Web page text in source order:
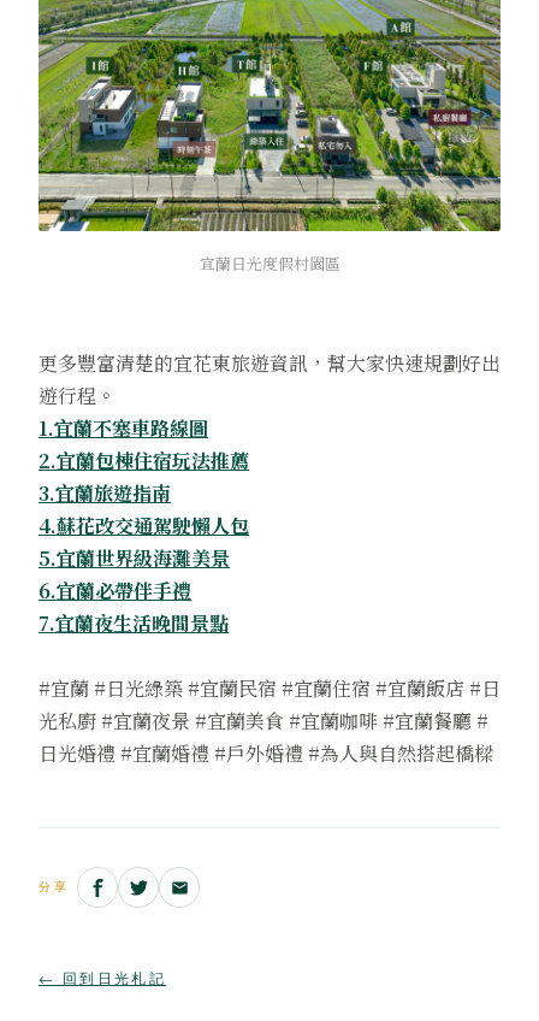
宜蘭日光度假村園區
更多豐富清楚的宜花東旅遊資訊，幫大家快速規劃好出
遊行程。
1.宜蘭不塞車路線圖
2.宜蘭包棟住宿玩法推薦
3.宜蘭旅遊指南
4.蘇花改交通駕駛懶人包
5.宜蘭世界級海灘美景
6.宜蘭必帶伴手禮
7.宜蘭夜生活晚間景點
#宜蘭 #日光綠築 #宜蘭民宿 #宜蘭住宿 #宜蘭飯店 #日
光私廚 #宜蘭夜景 #宜蘭美食 #宜蘭咖啡 #宜蘭餐廳 #
日光婚禮 #宜蘭婚禮 #戶外婚禮 #為人與自然搭起橋樑
分享
← 回到日光札記